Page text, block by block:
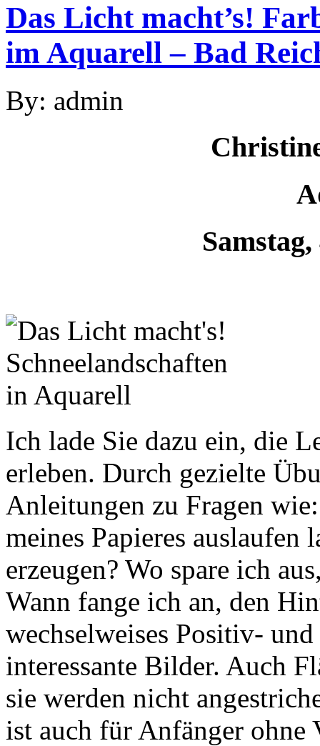
Das Licht macht’s!
im Aquarell – Bad
By: admin
Ich lade Sie dazu ein, die
erleben. Durch gezielte
Anleitungen zu Fragen
meines Papieres auslaufen
erzeugen? Wo spare ich
Wann fange ich an, den
wechselweises Positiv-
interessante Bilder. Auch
sie werden nicht
ist auch für Anfänger ohne